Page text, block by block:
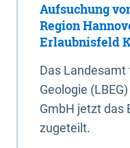
Aufsuchung
Region
Erlaubnisfeld
Das Landesamt
Geologie
GmbH jetzt das
zugeteilt.